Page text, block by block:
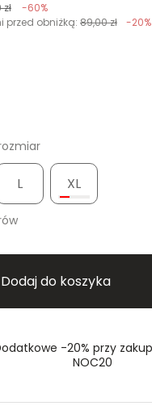
-60%
przed obniżką: 89,00 zł -20%
L XL
Dodaj do koszyka
-20% przy
NOC20